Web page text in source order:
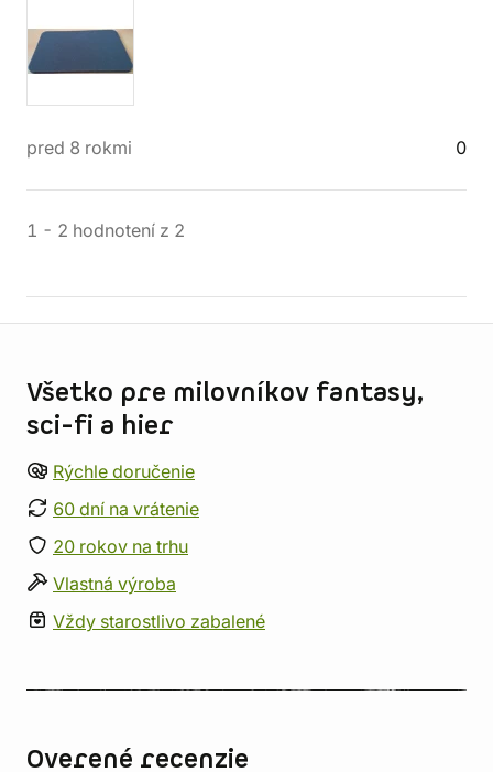
pred 8 rokmi 0
1 - 2 hodnotení z 2
Všetko pre milovníkov fantasy,
sci-fi a hier
Rýchle doručenie
60 dní na vrátenie
20 rokov na trhu
Vlastná výroba
Vždy starostlivo zabalené
Overené recenzie